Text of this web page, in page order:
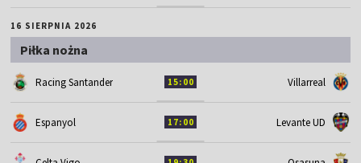
16 SIERPNIA 2026
Piłka nożna
Racing Santander 15:00 Villarreal
Espanyol 17:00 Levante UD